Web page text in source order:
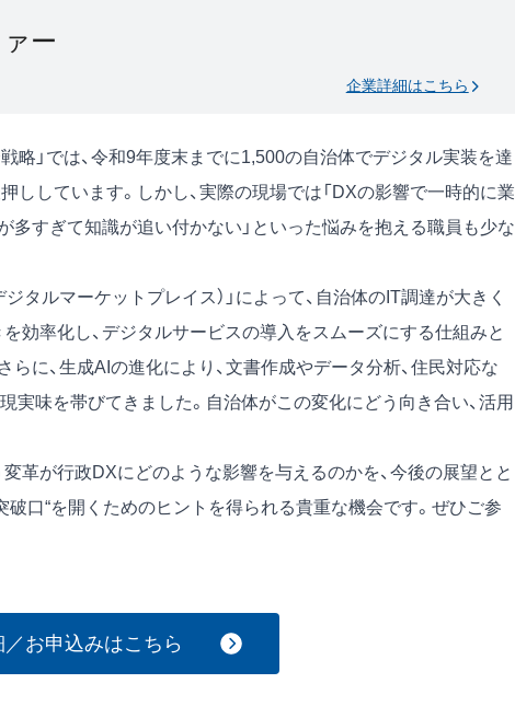
ー
企業詳細はこちら
略」では、令和9年度末までに1,500の自治体でデジタル実装を達
ししています。しかし、実際の現場では「DXの影響で一時的に業
が多すぎて知識が追い付かない」といった悩みを抱える職員も少な
タルマーケットプレイス）」によって、自治体のIT調達が大きく
効率化し、デジタルサービスの導入をスムーズにする仕組みと
らに、生成AIの進化により、文書作成やデータ分析、住民対応な
実味を帯びてきました。自治体がこの変化にどう向き合い、活用
革が行政DXにどのような影響を与えるのかを、今後の展望とと
破口“を開くためのヒントを得られる貴重な機会です。ぜひご参
／お申込みはこちら